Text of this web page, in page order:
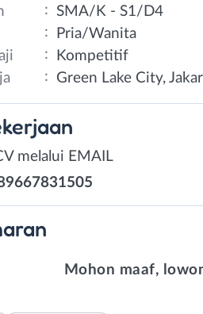
: SMA/K - S1/D4
:
Pria/Wanita
:
Kompetitif
: Green Lake City,
melalui EMAIL
Mohon maaf,